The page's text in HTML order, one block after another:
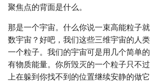
聚焦点的背面是什么。
那是一个宇宙。什么你说一束高能粒子
数宇宙？好吧，我们这些三维宇宙的人
一个粒子。我们的宇宙可是用几个简单
有物质能量。你所毁灭的一个粒子只不
上在躲到你找不到的位置继续安静的做